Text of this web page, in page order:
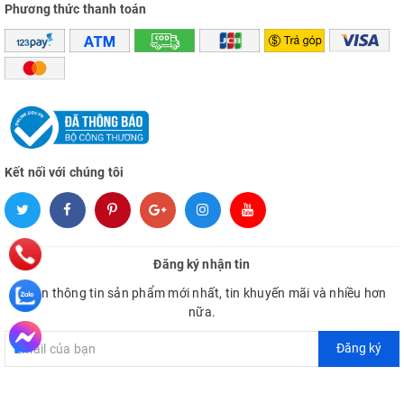
Phương thức thanh toán
Kết nối với chúng tôi
Đăng ký nhận tin
Nhận thông tin sản phẩm mới nhất, tin khuyến mãi và nhiều hơn
nữa.
Đăng ký